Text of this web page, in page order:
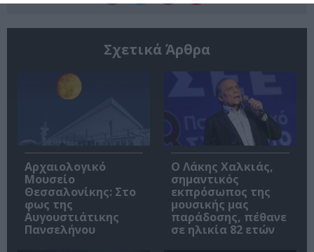
Σχετικά Άρθρα
Αρχαιολογικό
Μουσείο
Θεσσαλονίκης: Στο
φως της
Αυγουστιάτικης
Πανσελήνου
Ο Λάκης Χαλκιάς,
σημαντικός
εκπρόσωπος της
μουσικής μας
παράδοσης, πέθανε
σε ηλικία 82 ετών